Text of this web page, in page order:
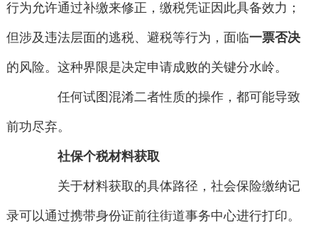
行为允许通过补缴来修正，缴税凭证因此具备效力；
但涉及违法层面的逃税、避税等行为，面临一票否决
的风险。这种界限是决定申请成败的关键分水岭。
任何试图混淆二者性质的操作，都可能导致
前功尽弃。
社保个税材料获取
关于材料获取的具体路径，社会保险缴纳记
录可以通过携带身份证前往街道事务中心进行打印。